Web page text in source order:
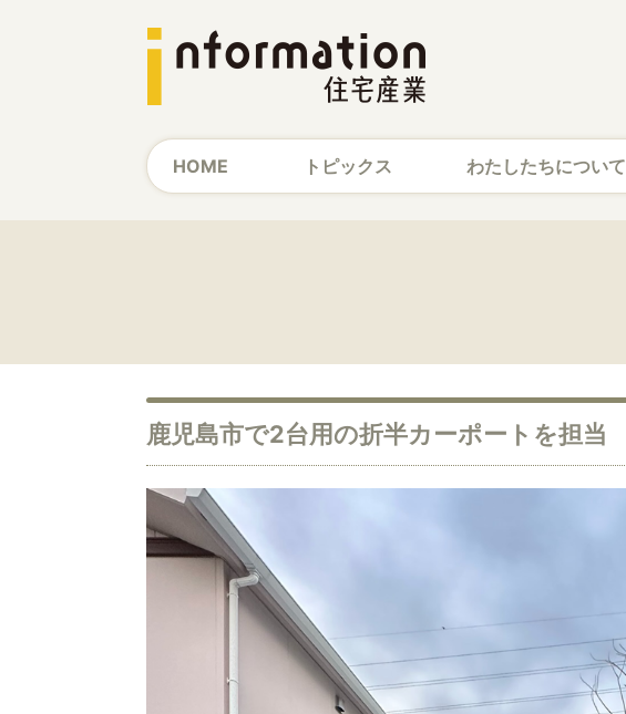
HOME トピックス わたしたちについて
鹿児島市で2台用の折半カーポートを担当